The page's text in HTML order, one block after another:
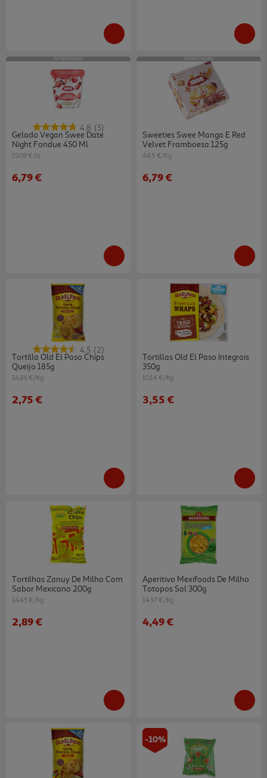
PATROCINADO
4.8 (5)
Gelado Vegan Swee Date
Night Fondue 450 Ml
15.09 €/Lt
6,79 €
PATROCINADO
Sweeties Swee Manga E Red
Velvet Framboesa 125g
48.5 €/Kg
6,79 €
4.5 (2)
Tortilla Old El Paso Chips
Queijo 185g
14.86 €/Kg
2,75 €
Tortillas Old El Paso Integrais
350g
10.14 €/Kg
3,55 €
Tortilhas Zanuy De Milho Com
Sabor Mexicano 200g
14.45 €/Kg
2,89 €
Aperitivo Mexifoods De Milho
Totopos Sal 300g
14.97 €/Kg
4,49 €
-10%